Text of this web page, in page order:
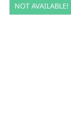
NOT AVAILABLE!
NOT AVAILABLE!
NOT AVAILABLE!
NOT AVAILABLE!